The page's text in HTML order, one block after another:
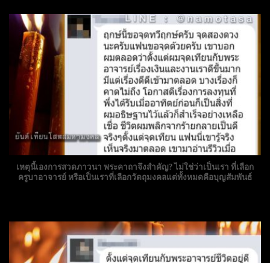
เหตุนี้เองการสวดภาวนา พระคาถาจึงสำคัญ? ไม่ใช่ว่าเป็นเรา ที่เลือก
ครูบาอาจารย์ หรือเป็นเราที่เลือกวัตถุมงคลแต่ทั้งหมดคือบุญสัมพันธ์